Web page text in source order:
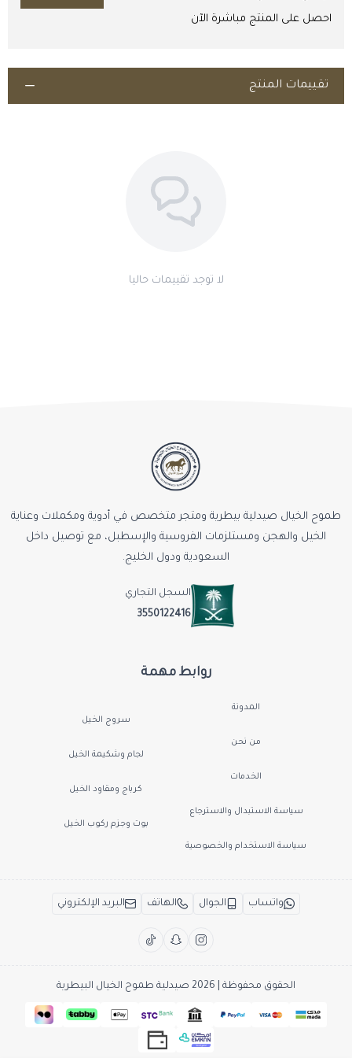
مستحضر بيطري يُصرف ويُستخدم تحت إشراف الطبيب البيطري
المختص فقط؛ اقرأ النشرة والتحذيرات والتزم بفترة الأمان (السحب)؛ يجب
المسابقات.
احصل على المنتج مباشرة الآن
اطلب المنتج
تقييمات المنتج
لا توجد تقييمات حاليا
روابط مهمة
المدونة
من نحن
الخدمات
سياسة الاستبدال والاسترجاع
سياسة الاستخدام والخصوصية
سروج الخيل
لجام وشكيمة الخيل
كرباج ومقاود الخيل
بوت وجزم ركوب الخيل
طموح الخيال صيدلية بيطرية ومتجر متخصص في أدوية ومكملات وعناية
الخيل والهجن ومستلزمات الفروسية والإسطبل، مع توصيل داخل
السعودية ودول الخليج.
السجل التجاري
3550122416
واتساب الجوال الهاتف البريد الإلكتروني
الحقوق محفوظة | 2026 صيدلية طموح الخيال البيطرية